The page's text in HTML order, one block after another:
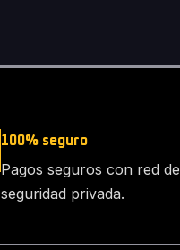
100% seguro
Pagos seguros con red de
seguridad privada.